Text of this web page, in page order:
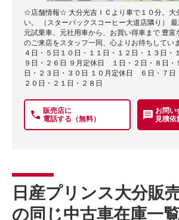
☆店舗情報☆ 大分光吉ＩＣより車で１０分。大
い。 （スターバックスコーヒー大道店隣り） 最
元試乗車、元社用車から、お買い得車まで 豊富
のご来店をスタッフ一同、心よりお待ちしてい
４日・５日１０日・１１日・１２日・１３日・
９日・２６日 ９月定休日 １日・２日・８日・
日・２３日・３０日 １０月定休日 ６日・７日
２０日・２１日・２８日
販売店に
電話する（無料）
お問い
見積依
日産プリンス大分販
の同じ中古車在庫一